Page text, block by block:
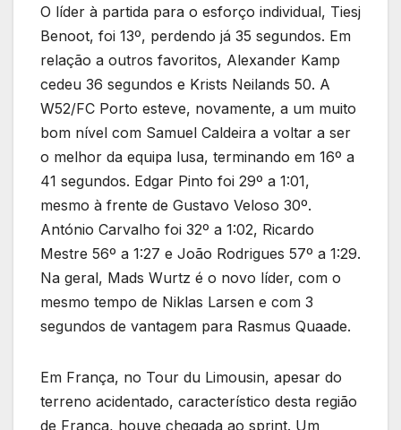
O líder à partida para o esforço individual, Tiesj
Benoot, foi 13º, perdendo já 35 segundos. Em
relação a outros favoritos, Alexander Kamp
cedeu 36 segundos e Krists Neilands 50. A
W52/FC Porto esteve, novamente, a um muito
bom nível com Samuel Caldeira a voltar a ser
o melhor da equipa lusa, terminando em 16º a
41 segundos. Edgar Pinto foi 29º a 1:01,
mesmo à frente de Gustavo Veloso 30º.
António Carvalho foi 32º a 1:02, Ricardo
Mestre 56º a 1:27 e João Rodrigues 57º a 1:29.
Na geral, Mads Wurtz é o novo líder, com o
mesmo tempo de Niklas Larsen e com 3
segundos de vantagem para Rasmus Quaade.
Em França, no Tour du Limousin, apesar do
terreno acidentado, característico desta região
de França, houve chegada ao sprint. Um